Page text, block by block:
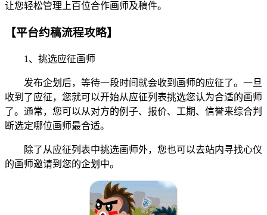
让您轻松管理上百位合作画师及稿件。
【平台约稿流程攻略】
1、挑选应征画师
发布企划后，等待一段时间就会收到画师的应征了。一旦
收到了应征，您就可以开始从应征列表挑选您认为合适的画师
了。通常，您可以从对方的例子、报价、工期、信誉来综合判
断选定哪位画师最合适。
除了从应征列表中挑选画师外，您也可以去站内寻找心仪
的画师邀请到您的企划中。